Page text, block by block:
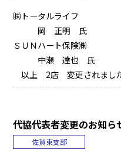
㈱トータルライフ
岡 正明 氏
ＳＵＮハート保険㈱
中瀬 達也 氏
以上 2店 変更されま
代協代表者変更のお知ら
佐賀東支部